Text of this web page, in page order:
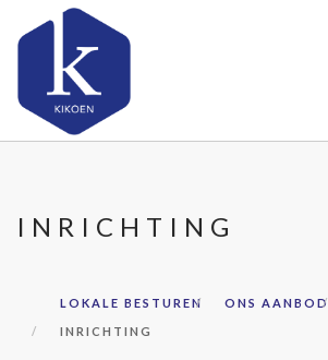
INRICHTING
LOKALE BESTUREN ONS AANBOD
INRICHTING